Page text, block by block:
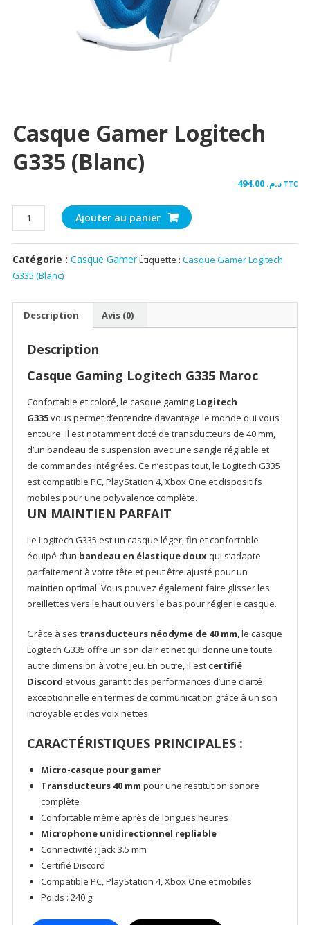
Casque Gamer Logitech
G335 (Blanc)
د.م. TTC
quantité
de
Casque
Gamer
Logitech
Ajouter au panier
Catégorie : Casque GamerÉtiquette : Casque Gamer Logitech
G335 (Blanc)
Description Avis (0)
Description
Casque Gaming Logitech G335 Maroc
Confortable et coloré, le casque gaming Logitech
G335vous permet d’entendre davantage le monde qui vous
entoure. Il est notamment doté de transducteurs de 40 mm,
d’un bandeau de suspension avec une sangle réglable et
de commandes intégrées. Ce n’est pas tout, le Logitech G335
est compatible PC, PlayStation 4, Xbox One et dispositifs
mobiles pour une polyvalence complète.
UN MAINTIEN PARFAIT
Le Logitech G335 est un casque léger, fin et confortable
équipé d’un bandeau en élastique douxqui s’adapte
parfaitement à votre tête et peut être ajusté pour un
maintien optimal. Vous pouvez également faire glisser les
oreillettes vers le haut ou vers le bas pour régler le casque.
Grâce à ses transducteurs néodyme de 40 mm, le casque
Logitech G335 offre un son clair et net qui donne une toute
autre dimension à votre jeu. En outre, il est certifié
Discord et vous garantit des performances d’une clarté
exceptionnelle en termes de communication grâce à un son
incroyable et des voix nettes.
CARACTÉRISTIQUES PRINCIPALES :
Micro-casque pour gamer
Transducteurs 40 mm pour une restitution sonore
complète
Confortable même après de longues heures
Microphone unidirectionnel repliable
Connectivité : Jack 3.5 mm
Certifié Discord
Compatible PC, PlayStation 4, Xbox One et mobiles
Poids : 240 g